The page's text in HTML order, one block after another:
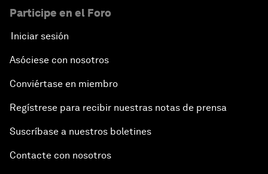
Participe en el Foro
Iniciar sesión
Asóciese con nosotros
Conviértase en miembro
Regístrese para recibir nuestras notas de prensa
Suscríbase a nuestros boletines
Contacte con nosotros